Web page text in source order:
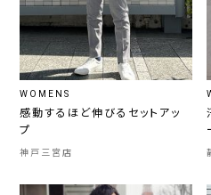
WOMENS
感動するほど伸びるセットアッ
プ
神戸三宮店